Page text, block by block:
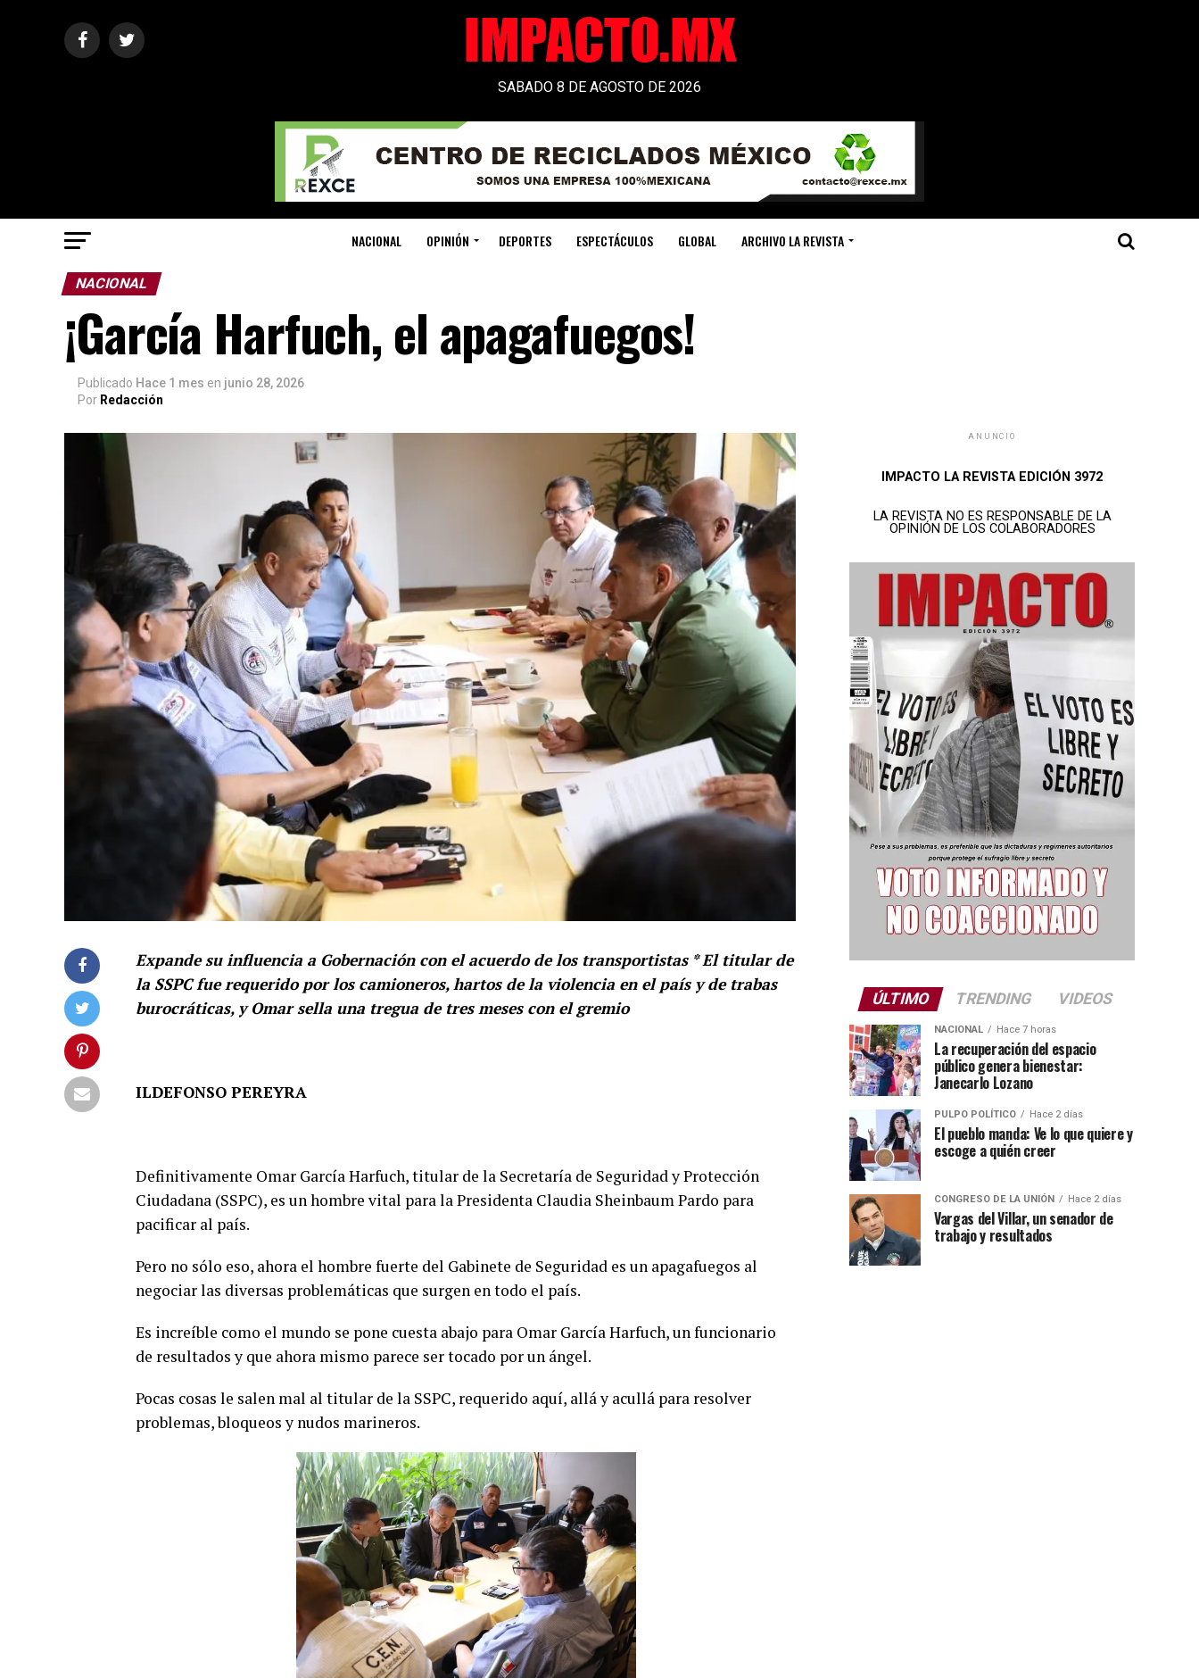
SABADO 8 DE AGOSTO DE 2026
NACIONAL OPINIÓN DEPORTES ESPECTÁCULOS GLOBAL ARCHIVO LA REVISTA
NACIONAL
¡García Harfuch, el apagafuegos!
Publicado Hace 1 mes en junio 28, 2026
Por Redacción
Expande su influencia a Gobernación con el acuerdo de los transportistas * El titular de
la SSPC fue requerido por los camioneros, hartos de la violencia en el país y de trabas
burocráticas, y Omar sella una tregua de tres meses con el gremio
ILDEFONSO PEREYRA
Definitivamente Omar García Harfuch, titular de la Secretaría de Seguridad y Protección
Ciudadana (SSPC), es un hombre vital para la Presidenta Claudia Sheinbaum Pardo para
pacificar al país.
Pero no sólo eso, ahora el hombre fuerte del Gabinete de Seguridad es un apagafuegos al
negociar las diversas problemáticas que surgen en todo el país.
Es increíble como el mundo se pone cuesta abajo para Omar García Harfuch, un funcionario
de resultados y que ahora mismo parece ser tocado por un ángel.
Pocas cosas le salen mal al titular de la SSPC, requerido aquí, allá y acullá para resolver
problemas, bloqueos y nudos marineros.
ANUNCIO
IMPACTO LA REVISTA EDICIÓN 3972
LA REVISTA NO ES RESPONSABLE DE LA
OPINIÓN DE LOS COLABORADORES
ÚLTIMO TRENDING VIDEOS
NACIONAL Hace 7 horas
La recuperación del espacio
público genera bienestar:
Janecarlo Lozano
PULPO POLÍTICO Hace 2 días
El pueblo manda: Ve lo que quiere y
escoge a quién creer
CONGRESO DE LA UNIÓN Hace 2 días
Vargas del Villar, un senador de
trabajo y resultados